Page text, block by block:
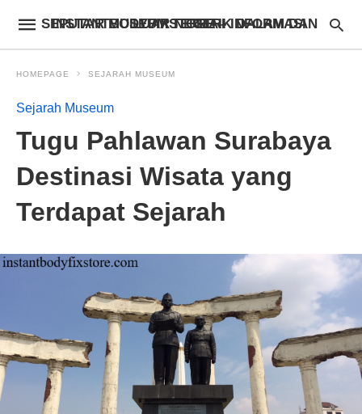
INSTANTBODYFIXSTORE – INFORMASI SEPUTAR MUSEUM TERBAIK DALAM DAN LUAR NEGERI
HOMEPAGE SEJARAH MUSEUM
Sejarah Museum
Tugu Pahlawan Surabaya
Destinasi Wisata yang
Terdapat Sejarah